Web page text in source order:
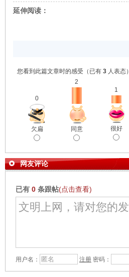
延伸阅读：
您看到此篇文章时的感受 （已有 3 人表态）
0
欠扁
2
同意
1
很好
网友评论
已有 0 条跟帖(点击查看)
用户名： 注册 密码：